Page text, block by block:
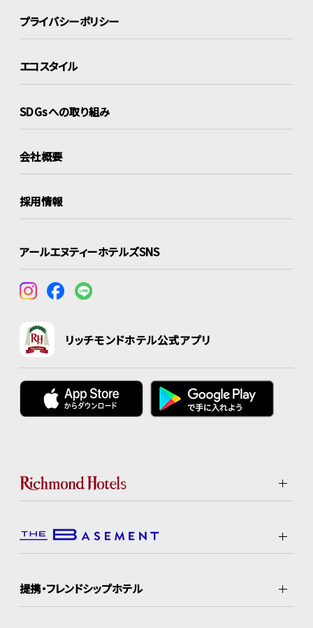
プライバシーポリシー
エコスタイル
SDGsへの取り組み
会社概要
採用情報
アールエヌティーホテルズSNS
リッチモンドホテル公式アプリ
提携・フレンドシップホテル